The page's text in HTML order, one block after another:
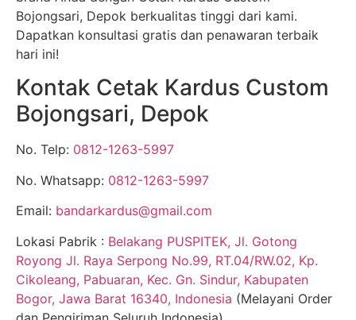
Bojongsari, Depok berkualitas tinggi dari kami.
Dapatkan konsultasi gratis dan penawaran terbaik
hari ini!
Kontak Cetak Kardus Custom
Bojongsari, Depok
No. Telp: 0812-1263-5997
No. Whatsapp: 0812-1263-5997
Email: bandarkardus@gmail.com
Lokasi Pabrik : Belakang PUSPITEK, Jl. Gotong
Royong Jl. Raya Serpong No.99, RT.04/RW.02, Kp.
Cikoleang, Pabuaran, Kec. Gn. Sindur, Kabupaten
Bogor, Jawa Barat 16340, Indonesia (Melayani Order